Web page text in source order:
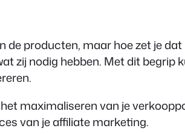
de producten, maar hoe zet je dat
zij nodig hebben. Met dit begrip
maximaliseren van je
van je affiliate marketing.